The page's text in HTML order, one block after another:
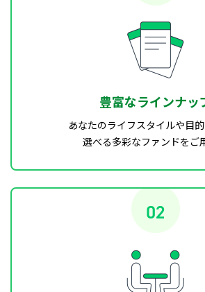
豊富なラインナッ
あなたのライフスタイルや目
選べる多彩なファンドをご